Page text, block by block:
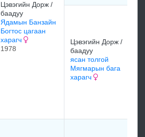
Цэвэгийн Дорж /
баадуу
Ядамын Банзайн
Богтос цагаан
харагч
1978
Цэвэгийн Дорж /
баадуу
ясан толгой
Мягмарын бага
харагч